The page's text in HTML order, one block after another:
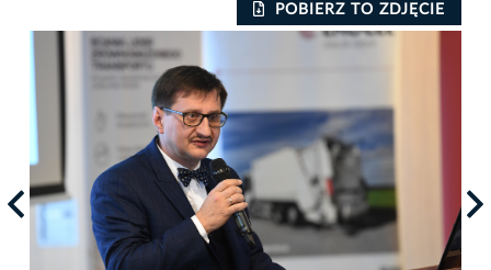
POBIERZ TO ZDJĘCIE